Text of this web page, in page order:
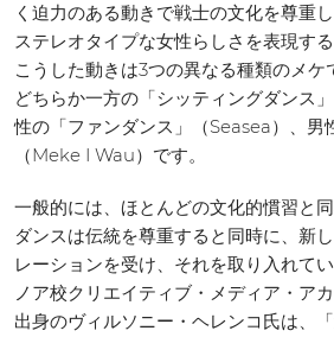
く迫力のある動きで戦士の文化を尊重
ステレオタイプな女性らしさを表現す
こうした動きは3つの異なる種類のメ
どちらか一方の「シッティングダンス
性の「ファンダンス」（Seasea）、男
（Meke I Wau）です。
一般的には、ほとんどの文化的慣習と
ダンスは伝統を尊重すると同時に、新
レーションを受け、それを取り入れて
ノア校クリエイティブ・メディア・ア
出身のヴィルソニー・ヘレンコ氏は、